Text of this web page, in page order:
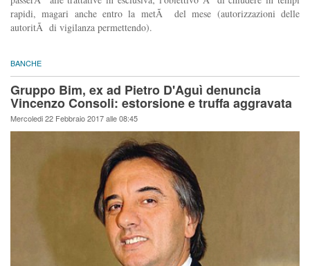
rapidi, magari anche entro la metÃ del mese (autorizzazioni delle
autoritÃ di vigilanza permettendo).
BANCHE
Gruppo Bim, ex ad Pietro D'Aguì denuncia
Vincenzo Consoli: estorsione e truffa aggravata
Mercoledi 22 Febbraio 2017 alle 08:45